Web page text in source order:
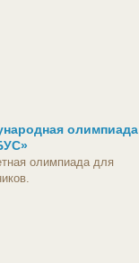
олимпиада
олимпиада для